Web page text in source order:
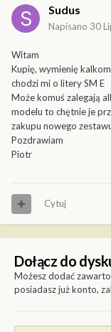
Sudus
Napisano 30
Witam
Kupię, wymienię
chodzi mi o litery SM E
Może komuś zalegają
modelu to chętnie je
zakupu nowego
Pozdrawiam
Piotr
Cytuj
Dołącz do
Możesz dodać
posiadasz już konto,